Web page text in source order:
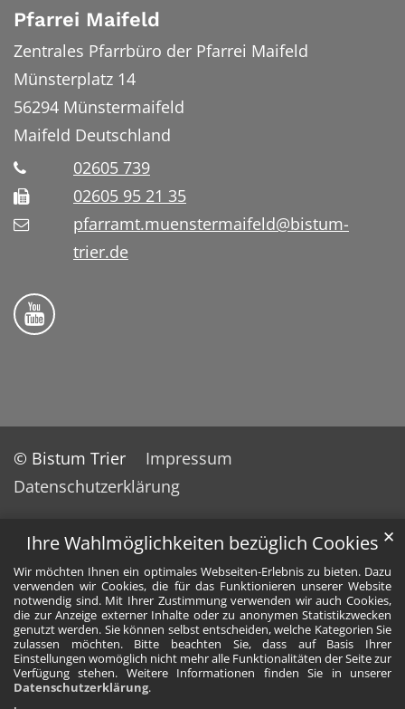
Ihre Wahlmöglichkeiten bezüglich Cookies
Wir möchten Ihnen ein optimales Webseiten-Erlebnis zu bieten. Dazu
verwenden wir Cookies, die für das Funktionieren unserer Website
notwendig sind. Mit Ihrer Zustimmung verwenden wir auch Cookies,
die zur Anzeige externer Inhalte oder zu anonymen Statistikzwecken
genutzt werden. Sie können selbst entscheiden, welche Kategorien Sie
zulassen möchten. Bitte beachten Sie, dass auf Basis Ihrer
Einstellungen womöglich nicht mehr alle Funktionalitäten der Seite zur
Verfügung stehen. Weitere Informationen finden Sie in unserer
Datenschutzerklärung.
✕
Pfarrei Maifeld
Zentrales Pfarrbüro der Pfarrei Maifeld
Münsterplatz 14
56294 Münstermaifeld
Maifeld Deutschland
02605 739
02605 95 21 35
pfarramt.muenstermaifeld@bistum-
trier.de
Folge uns auf YouTube
© Bistum Trier
Impressum
Datenschutzerklärung